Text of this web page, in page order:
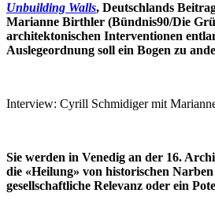
Unbuilding Walls, Deutschlands
Marianne Birthler (Bündnis90/Die
architektonischen Interventionen
Auslegeordnung soll ein Bogen zu
Interview: Cyrill Schmidiger mit
Sie werden in Venedig an der 16.
die «Heilung» von historischen
gesellschaftliche Relevanz oder ein